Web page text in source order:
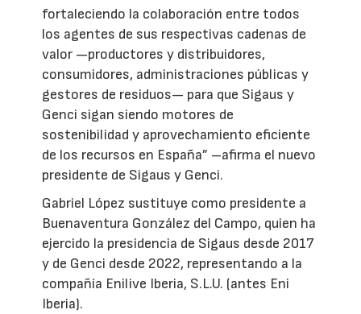
fortaleciendo la colaboración entre todos
los agentes de sus respectivas cadenas de
valor —productores y distribuidores,
consumidores, administraciones públicas y
gestores de residuos— para que Sigaus y
Genci sigan siendo motores de
sostenibilidad y aprovechamiento eficiente
de los recursos en España” –afirma el nuevo
presidente de Sigaus y Genci.
Gabriel López sustituye como presidente a
Buenaventura González del Campo, quien ha
ejercido la presidencia de Sigaus desde 2017
y de Genci desde 2022, representando a la
compañía Enilive Iberia, S.L.U. (antes Eni
Iberia).